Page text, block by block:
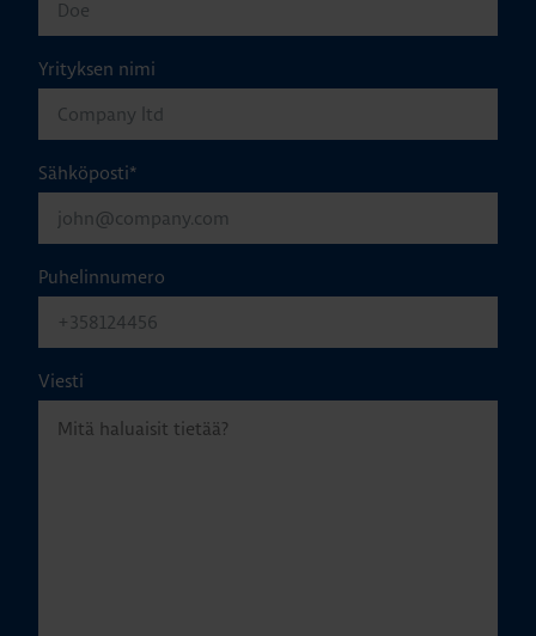
Yrityksen nimi
Sähköposti*
Puhelinnumero
Viesti